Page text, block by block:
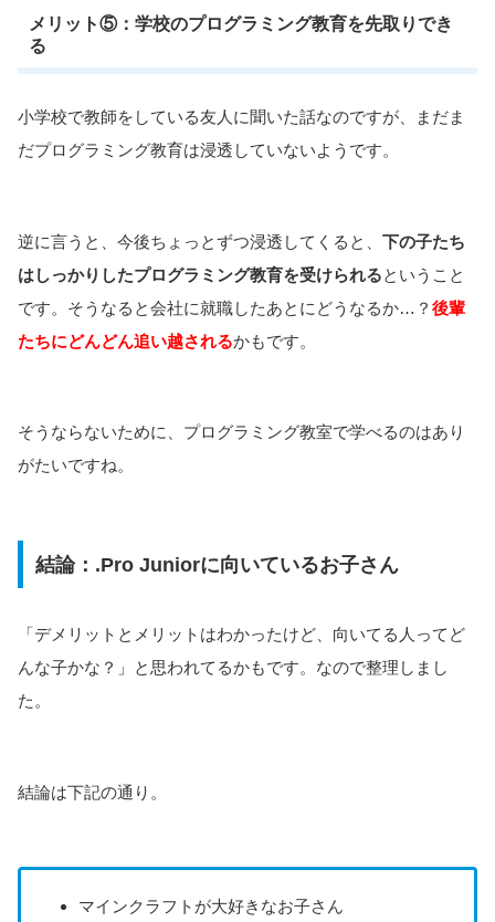
メリット⑤：学校のプログラミング教育を先取りでき
る
小学校で教師をしている友人に聞いた話なのですが、まだま
だプログラミング教育は浸透していないようです。
逆に言うと、今後ちょっとずつ浸透してくると、 下の子たち
はしっかりしたプログラミング教育を受けられるということ
です。そうなると会社に就職したあとにどうなるか…？ 後輩
たちにどんどん追い越されるかもです。
そうならないために、プログラミング教室で学べるのはあり
がたいですね。
結論：.Pro Juniorに向いているお子さん
「デメリットとメリットはわかったけど、向いてる人ってど
んな子かな？」と思われてるかもです。なので整理しまし
た。
結論は下記の通り。
マインクラフトが大好きなお子さん